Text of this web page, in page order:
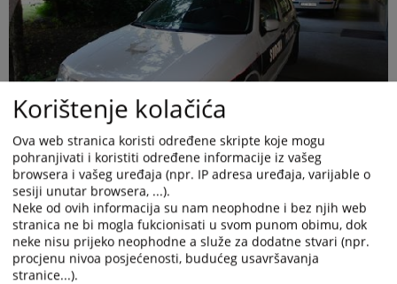
Sudska policija vrši fizičko i tehničko osiguranje zgrade suda.
Korištenje kolačića
Ova web stranica koristi određene skripte koje mogu
pohranjivati i koristiti određene informacije iz vašeg
browsera i vašeg uređaja (npr. IP adresa uređaja, varijable o
sesiji unutar browsera, ...).
Neke od ovih informacija su nam neophodne i bez njih web
stranica ne bi mogla fukcionisati u svom punom obimu, dok
neke nisu prijeko neophodne a služe za dodatne stvari (npr.
procjenu nivoa posjećenosti, budućeg usavršavanja
stranice...).